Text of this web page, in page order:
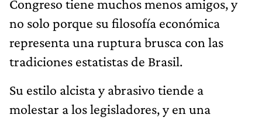
Congreso tiene muchos menos amigos, y
no solo porque su filosofía económica
representa una ruptura brusca con las
tradiciones estatistas de Brasil.
Su estilo alcista y abrasivo tiende a
molestar a los legisladores, y en una